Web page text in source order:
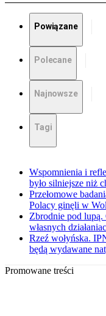
Powiązane
Polecane
Najnowsze
Tagi
Wspomnienia i
było silniejsze niż
Przełomowe
Polacy ginęli w
Zbrodnie pod
własnych
Rzeź wołyńska.
będą wydawane
Promowane treści